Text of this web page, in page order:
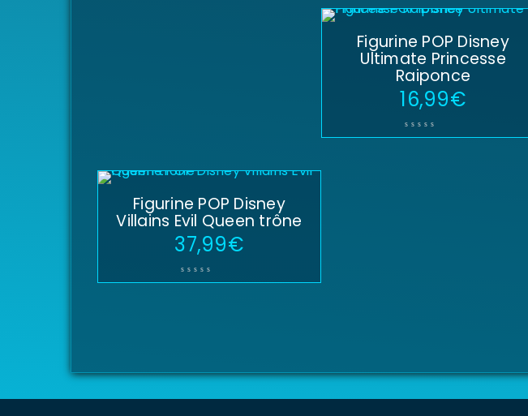
Figurine POP Disney
Ultimate Princesse
Raiponce
16,99€
Figurine POP Disney
Villains Evil Queen trône
37,99€